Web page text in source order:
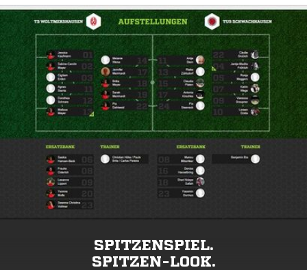
SPITZENSPIEL.
SPITZEN-LOOK.